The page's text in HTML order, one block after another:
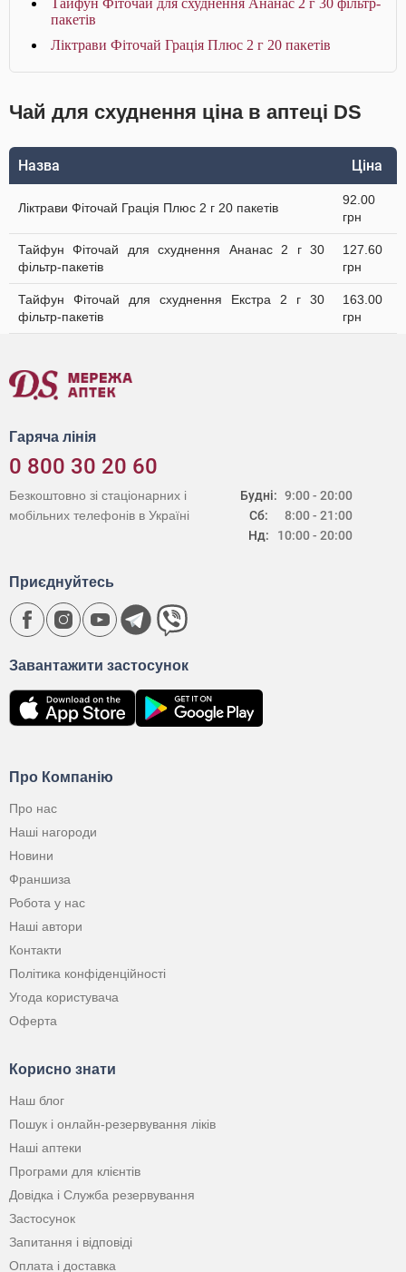
Тайфун Фіточай для схуднення Ананас 2 г 30 фільтр-
пакетів
Ліктрави Фіточай Грація Плюс 2 г 20 пакетів
Чай для схуднення ціна в аптеці DS
Назва Ціна
Ліктрави Фіточай Грація Плюс 2 г 20 пакетів
92.00
грн
Тайфун Фіточай для схуднення Ананас 2 г 30
фільтр-пакетів
127.60
грн
Тайфун Фіточай для схуднення Екстра 2 г 30
фільтр-пакетів
163.00
грн
Гаряча лінія
0 800 30 20 60
Будні:
Сб:
Нд:
9:00 - 20:00
8:00 - 21:00
10:00 - 20:00
Безкоштовно зі стаціонарних і
мобільних телефонів в Україні
Про Компанію
Про нас
Наші нагороди
Новини
Франшиза
Робота у нас
Наші автори
Контакти
Політика конфіденційності
Угода користувача
Оферта
Корисно знати
Наш блог
Пошук і онлайн-резервування ліків
Наші аптеки
Програми для клієнтів
Довідка і Служба резервування
Застосунок
Запитання і відповіді
Оплата і доставка
Завантажити застосунок
Приєднуйтесь